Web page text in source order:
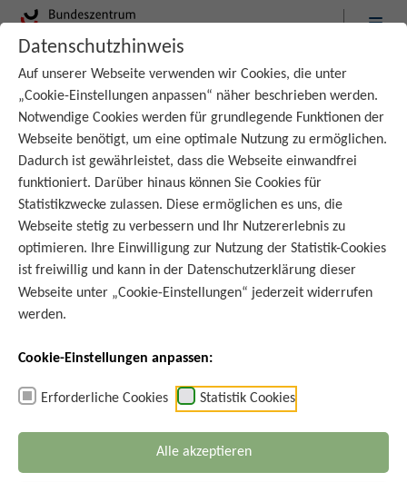
Datenschutzhinweis
Auf unserer Webseite verwenden wir Cookies, die unter
„Cookie-Einstellungen anpassen“ näher beschrieben werden.
Notwendige Cookies werden für grundlegende Funktionen der
Webseite benötigt, um eine optimale Nutzung zu ermöglichen.
Dadurch ist gewährleistet, dass die Webseite einwandfrei
funktioniert. Darüber hinaus können Sie Cookies für
Statistikzwecke zulassen. Diese ermöglichen es uns, die
Webseite stetig zu verbessern und Ihr Nutzererlebnis zu
optimieren. Ihre Einwilligung zur Nutzung der Statistik-Cookies
ist freiwillig und kann in der Datenschutzerklärung dieser
Webseite unter „Cookie-Einstellungen“ jederzeit widerrufen
werden.
Cookie-Einstellungen anpassen:
Erforderliche Cookies Statistik Cookies
Alle akzeptieren Quelle: pixabay © Pezibear